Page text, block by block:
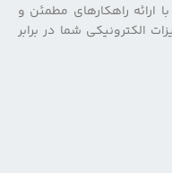
امروز ، ما با ارائه راهکارهای مطمئن و
الکترونیکی شما در برابر